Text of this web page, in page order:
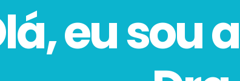
eu sou a